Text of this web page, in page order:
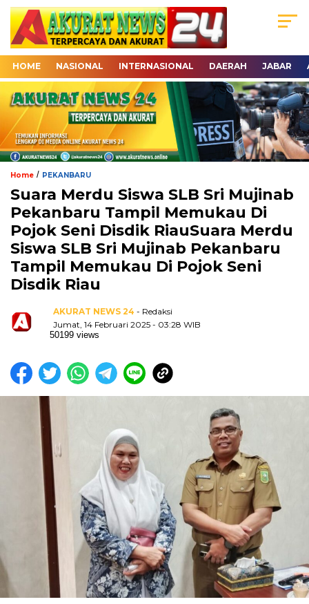
HOME NASIONAL INTERNASIONAL DAERAH JABAR
Home / PEKANBARU
Suara Merdu Siswa SLB Sri Mujinab
Pekanbaru Tampil Memukau Di
Pojok Seni Disdik RiauSuara Merdu
Siswa SLB Sri Mujinab Pekanbaru
Tampil Memukau Di Pojok Seni
Disdik Riau
AKURAT NEWS 24 - Redaksi
Jumat, 14 Februari 2025 - 03:28 WIB
50199 views